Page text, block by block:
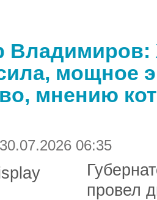
Владимиров:
мощное
мнению
06:35
провел